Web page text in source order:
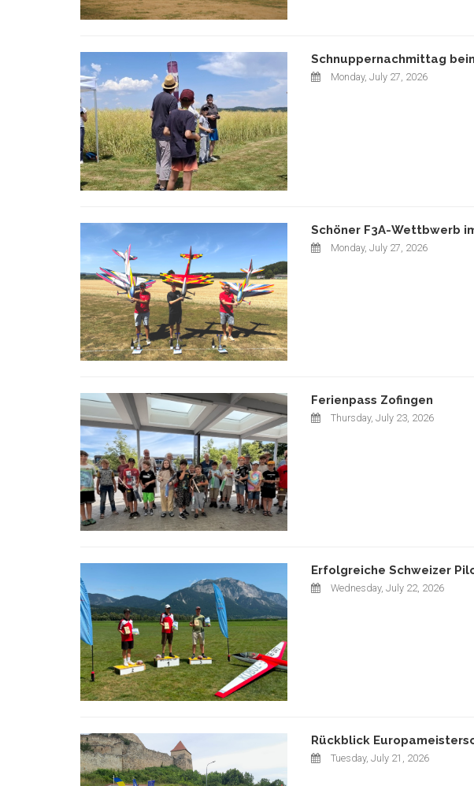
Schnuppernachmittag
Monday, July 27, 2026
Schöner F3A-Wettbwerb
Monday, July 27, 2026
Ferienpass Zofingen
Thursday, July 23, 2026
Erfolgreiche Schweizer
Wednesday, July 22, 2026
Rückblick
Tuesday, July 21, 2026